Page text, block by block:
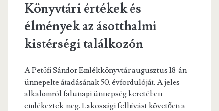
Könyvtári értékek és
élmények az ásotthalmi
kistérségi találkozón
A Petőfi Sándor Emlékkönyvtár augusztus 18-án
ünnepelte átadásának 50. évfordulóját. A jeles
alkalomról falunapi ünnepség keretében
emlékeztek meg. Lakossági felhívást követően a